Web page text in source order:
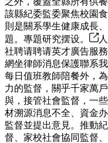
該縣紀委監委聚焦校園
則是關系學生健康成長
題。專題研究摆设。
社聘请聘请英才廣告服
網坐律師消息保護聯系
每日值班教師陪餐外，
力的監督，關乎千家萬
與，接管社會監督，一
材溯源消息不全、資金
監督並提出意見。推動
督、家校社會協同監督